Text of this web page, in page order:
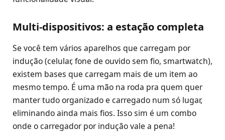
Multi-dispositivos: a estação completa
Se você tem vários aparelhos que carregam por
indução (celular, fone de ouvido sem fio, smartwatch),
existem bases que carregam mais de um item ao
mesmo tempo. É uma mão na roda pra quem quer
manter tudo organizado e carregado num só lugar,
eliminando ainda mais fios. Isso sim é um combo
onde o carregador por indução vale a pena!